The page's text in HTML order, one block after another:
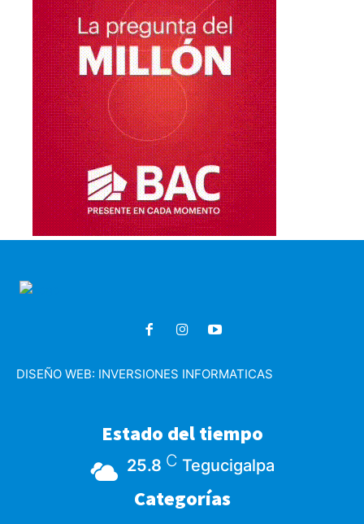
DISEÑO WEB: INVERSIONES INFORMATICAS
Estado del tiempo
25.8 C Tegucigalpa
Categorías